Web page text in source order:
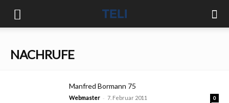
NACHRUFE
Manfred Bormann 75
Webmaster - 7. Februar 2011 0